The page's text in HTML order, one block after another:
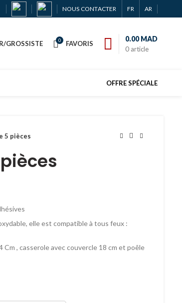
NOUS CONTACTER FR AR
GROSSISTE 0 FAVORIS
0 article
0.00MAD
OFFRE SPÉCIALE
5 pièces
elle est compatible à tous feux :
, casserole avec couvercle 18 cm et poêle